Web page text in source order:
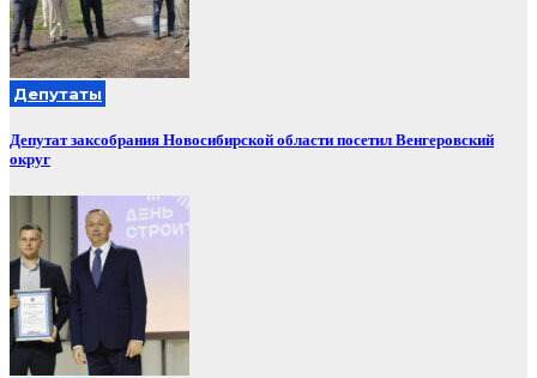
Депутаты
Депутат заксобрания Новосибирской области посетил Венгеровский
округ